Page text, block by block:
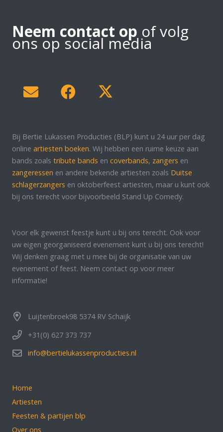
Neem contact op of volg
ons op social media
Bij Bertie Lukassen Producties (BLP) kunt u 24 uur per dag
online artiesten boeken. Wij hebben een ruime keuze aan
bands zoals tribute bands en coverbands, zangers en
zangeressen en andere bekende artiesten zoals Duitse
schlagerzangers en oktoberfeest artiesten, maar u kunt ook
bij ons terecht voor bijvoorbeeld Stand Up Comedy.
Voor elk gewenst feestje kunt u bij ons terecht. Ook voor
uw eigen georganiseerd evenement kunt u bij ons terecht!
Wij denken graag met u mee bij de organisatie van uw
evenement of feest. Neem contact op voor meer
informatie!
Luijtenbroek98 5374 RV Schaijk
+31(0) 627 373 737
info@bertielukassenproducties.nl
Home
Artiesten
Feesten & partijen blp
Over ons